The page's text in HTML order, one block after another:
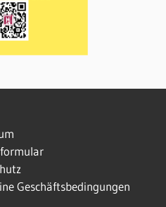
Geschäftsbedingungen